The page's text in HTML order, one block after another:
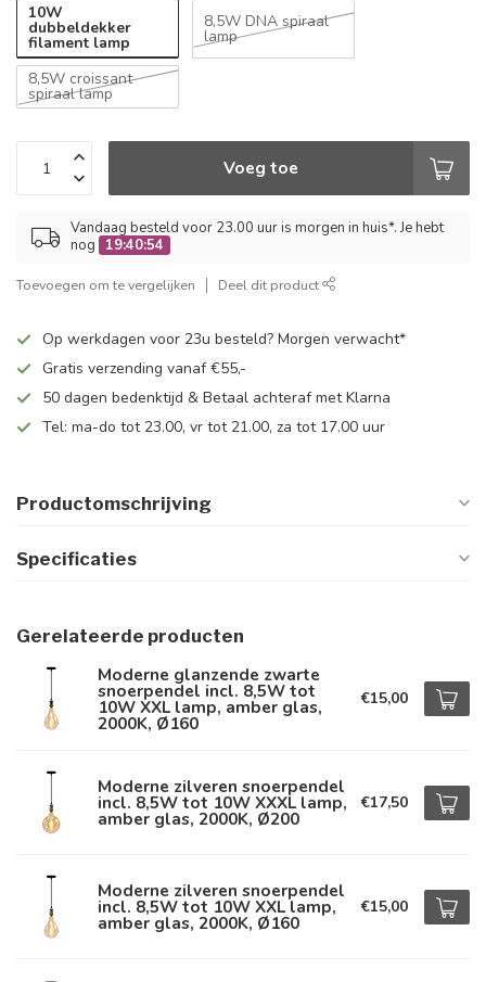
10W
dubbeldekker
filament lamp
8,5W DNA spiraal
lamp
8,5W croissant
spiraal lamp
Voeg toe
Vandaag besteld voor 23.00 uur is morgen in huis*. Je hebt
nog
19:40:54
Toevoegen om te vergelijken Deel dit product
Op werkdagen voor 23u besteld? Morgen verwacht*
Gratis verzending vanaf €55,-
50 dagen bedenktijd & Betaal achteraf met Klarna
Tel: ma-do tot 23.00, vr tot 21.00, za tot 17.00 uur
Productomschrijving
Specificaties
Gerelateerde producten
Moderne glanzende zwarte
snoerpendel incl. 8,5W tot
10W XXL lamp, amber glas,
2000K, Ø160
€15,00
Moderne zilveren snoerpendel
incl. 8,5W tot 10W XXXL lamp,
amber glas, 2000K, Ø200
€17,50
Moderne zilveren snoerpendel
incl. 8,5W tot 10W XXL lamp,
amber glas, 2000K, Ø160
€15,00